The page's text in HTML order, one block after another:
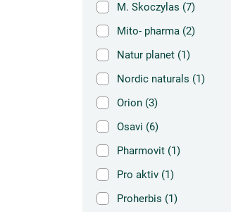
M. Skoczylas (7)
Mito- pharma (2)
Natur planet (1)
Nordic naturals (1)
Orion (3)
Osavi (6)
Pharmovit (1)
Pro aktiv (1)
Proherbis (1)